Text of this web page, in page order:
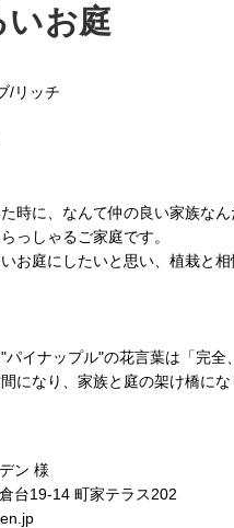
いお庭
/リッチ
時に、なんて仲の良い家族なん
っしゃるご家庭です。
お庭にしたいと思い、植栽と
イナップル"の花言葉は「完
になり、家族と庭の架け橋に
ン 様
台19-14 町家テラス202